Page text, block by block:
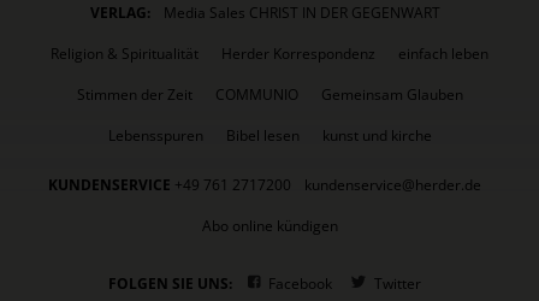
VERLAG:
Media Sales CHRIST IN DER GEGENWART
Religion & Spiritualität
Herder Korrespondenz
einfach leben
Stimmen der Zeit
COMMUNIO
Gemeinsam Glauben
Lebensspuren
Bibel lesen kunst und kirche
KUNDENSERVICE +49 761 2717200
kundenservice@herder.de
Abo online kündigen
FOLGEN SIE UNS: Facebook Twitter